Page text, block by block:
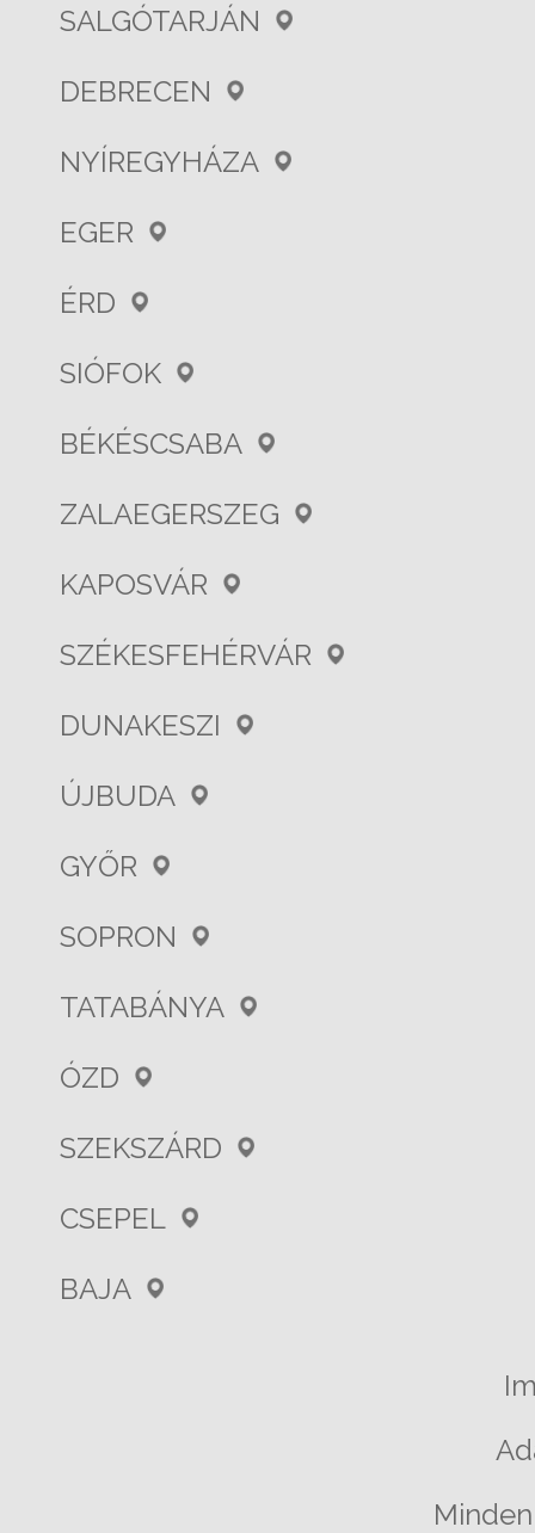
SALGÓTARJÁN
DEBRECEN
NYÍREGYHÁZA
EGER
ÉRD
SIÓFOK
BÉKÉSCSABA
ZALAEGERSZEG
KAPOSVÁR
SZÉKESFEHÉRVÁR
DUNAKESZI
ÚJBUDA
GYŐR
SOPRON
TATABÁNYA
ÓZD
SZEKSZÁRD
CSEPEL
BAJA